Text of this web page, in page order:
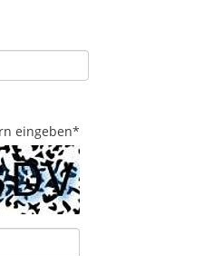
eingeben*